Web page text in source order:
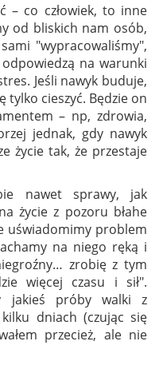
– co człowiek, to inne
od bliskich nam osób,
"wypracowaliśmy",
na warunki
Jeśli nawyk buduje,
tylko cieszyć. Będzie on
– np, zdrowia,
jednak, gdy nawyk
życie tak, że przestaje
nawet sprawy, jak
życie z pozoru błahe
uświadomimy problem
na niego ręką i
zrobię z tym
więcej czasu i sił".
jakieś próby walki z
dniach (czując się
przecież, ale nie